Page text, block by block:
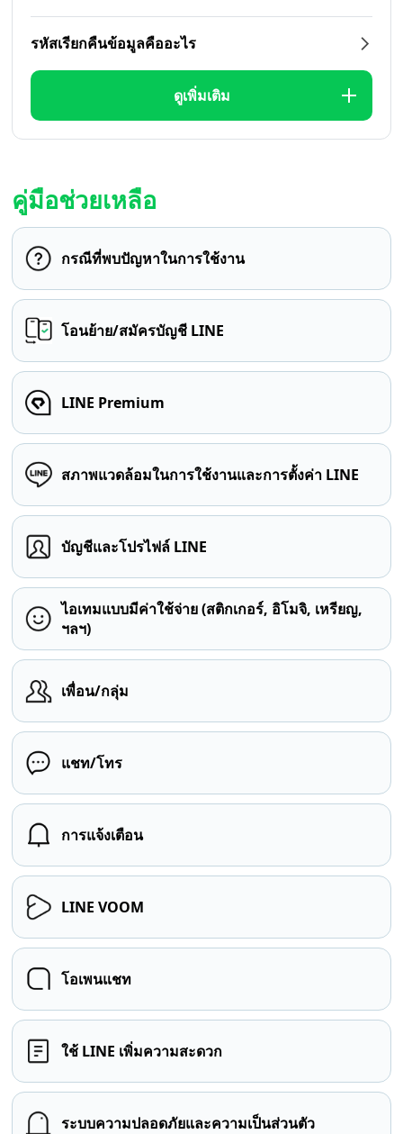
รหัสเรียกคืนข้อมูลคืออะไร
ดูเพิ่มเติม
คู่มือช่วยเหลือ
กรณีที่พบปัญหาในการใช้งาน
โอนย้าย/สมัครบัญชี LINE
LINE Premium
สภาพแวดล้อมในการใช้งานและการตั้งค่า LINE
บัญชีและโปรไฟล์ LINE
ไอเทมแบบมีค่าใช้จ่าย (สติกเกอร์, อิโมจิ, เหรียญ,
ฯลฯ)
เพื่อน/กลุ่ม
แชท/โทร
การแจ้งเตือน
LINE VOOM
โอเพนแชท
ใช้ LINE เพิ่มความสะดวก
ระบบความปลอดภัยและความเป็นส่วนตัว